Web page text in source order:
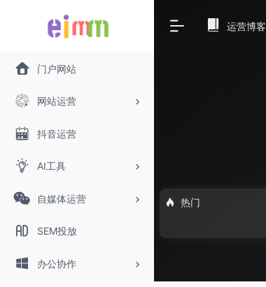
门户网站
网站运营
抖音运营
AI工具
自媒体运营
SEM投放
办公协作
运营博客
热门